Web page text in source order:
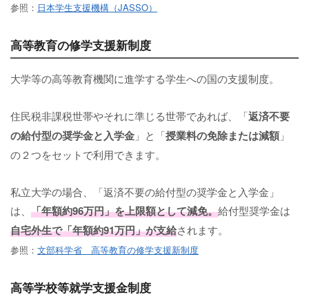
参照： 日本学生支援機構（JASSO）
高等教育の修学支援新制度
大学等の高等教育機関に進学する学生への国の支援制度。
住民税非課税世帯やそれに準じる世帯であれば、「返済不要
の給付型の奨学金と入学金 」と「授業料の免除または減額 」
の２つをセットで利用できます。
私立大学の場合、「返済不要の給付型の奨学金と入学金」
は、 「年額約96万円」を上限額として減免。給付型奨学金は
自宅外生で「年額約91万円」が支給されます。
参照： 文部科学省 高等教育の修学支援新制度
高等学校等就学支援金制度